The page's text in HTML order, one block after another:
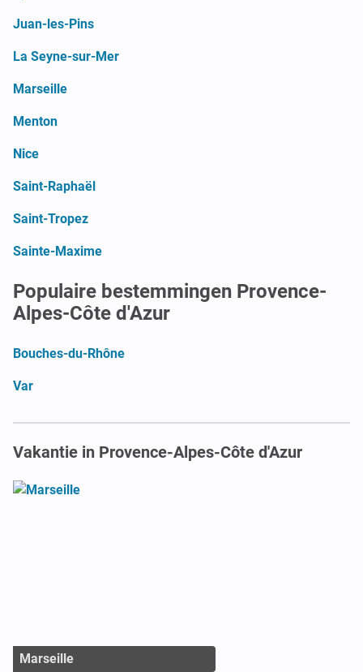
Juan-les-Pins
La Seyne-sur-Mer
Marseille
Menton
Nice
Saint-Raphaël
Saint-Tropez
Sainte-Maxime
Populaire bestemmingen Provence-
Alpes-Côte d'Azur
Bouches-du-Rhône
Var
Vakantie in Provence-Alpes-Côte d'Azur
Marseille